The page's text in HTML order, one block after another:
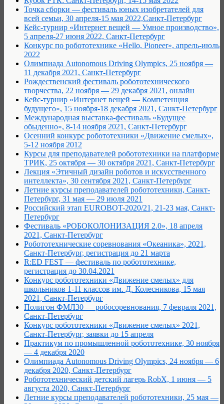
Точка сборки — фестиваль юных изобретателей для
всей семьи, 30 апреля-15 мая 2022,Санкт-Петербург
Кейс-турнир «Интернет вещей — Умное производство»,
5 апреля-27 июня 2022, Санкт-Петербург
Конкурс по робототехнике «Hello, Pioneer», апрель-июль
2022
Олимпиада Autonomous Driving Olympics, 25 ноября —
11 декабря 2021, Санкт-Петербург
Рождественский фестиваль робототехнического
творчества, 22 ноября — 29 декабря 2021, онлайн
Кейс-турнир «Интернет вещей — Компетенция
будущего», 15 ноября-18 декабря 2021, Санкт-Петербург
Международная выставка-фестиваль «Будущее
обыденно», 8-14 ноября 2021, Санкт-Петербург
Осенний конкурс робототехники «Движение смелых»,
5-12 ноября 2012
Курсы для преподавателей робототехники на платформе
ТРИК, 25 октября — 30 октября 2021, Санкт-Петербург
Лекция «Этичный дизайн роботов и искусственного
интеллекта», 30 сентября 2021, Санкт-Петербург
Летние курсы преподавателей робототехники, Санкт-
Петербург, 31 мая — 29 июля 2021
Российский этап EUROBOT-2020/21, 21-23 мая, Санкт-
Петербург
Фестиваль «РОБОКОЛОНИЗАЦИЯ 2.0», 18 апреля
2021, Санкт-Петербург
Робототехнические соревнования «Океаника», 2021,
Санкт-Петербург, регистрация до 21 марта
R:ED FEST — фестиваль по робототехнике,
регистрация до 30.04.2021
Конкурс робототехники «Движение смелых» для
школьников 1-11 классов им. Д. Колесникова, 15 мая
2021, Санкт-Петербург
Полигон ФМЛ30 — робосоревнования, 7 февраля 2021,
Санкт-Петербург
Конкурс робототехники «Движение смелых» 2021,
Санкт-Петербург, заявки до 15 апреля
Практикум по промышленной робототехнике, 30 ноября
— 4 декабря 2020
Олимпиада Autonomous Driving Olympics, 24 ноября — 6
декабря 2020, Санкт-Петербург
Робототехнический детский лагерь RobX, 1 июня — 5
августа 2020, Санкт-Петербург
Летние курсы преподавателей робототехники, 25 мая —